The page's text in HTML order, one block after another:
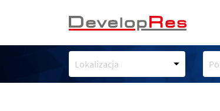
Lokalizacja